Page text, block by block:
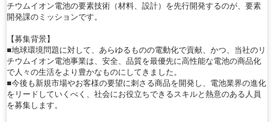
チウムイオン電池の要素技術（材料、設計）を先行開発するのが、要素
開発課のミッションです。
【募集背景】
■地球環境問題に対して、あらゆるものの電動化で貢献、かつ、当社のリ
チウムイオン電池事業は、安全、品質を最優先に高性能な電池の商品化
で人々の生活をより豊かなものにしてきました。
■今後も新規市場やお客様の要望に刺さる商品を開発し、電池業界の進化
をリードしていくべく、社会にお役立ちできるスキルと熱意のある人員
を募集します。